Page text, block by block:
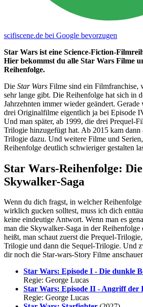
scifiscene.de bei Google bevorzugen
Star Wars ist eine Science-Fiction-
Hier bekommst du alle Star Wars Filme
Reihenfolge.
Die Star Wars Filme sind ein Filmfranchise,
sehr lange gibt. Die Reihenfolge hat sich in
Jahrzehnten immer wieder geändert. Gerade
drei Originalfilme eigentlich ja bei Episode
Und man später, ab 1999, die drei Prequel-
Trilogie hinzugefügt hat. Ab 2015 kam dann
Trilogie dazu. Und weitere Filme und
Reihenfolge deutlich schwieriger gestalten
Star Wars-Reihenfolge:
Skywalker-Saga
Wenn du dich fragst, in welcher
wirklich gucken solltest, muss ich dich
keine eindeutige Antwort. Wenn man es
man die Skywalker-Saga in der Reihenfolge
heißt, man schaut zuerst die Prequel-
Trilogie und dann die Sequel-Trilogie. Und
dir noch die Star-wars-Story Filme
Star Wars: Episode I - Die dunkle
Regie: George Lucas
Star Wars: Episode II - Angriff der
Regie: George Lucas